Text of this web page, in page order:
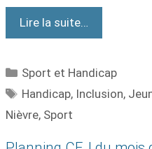
Lire la suite…
Sport et Handicap
Handicap, Inclusion,
Nièvre, Sport